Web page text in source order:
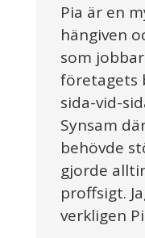
Pia är en
hängiven
som
företagets
sida-vid-
Synsam
behövde
gjorde
proffsigt.
verkligen